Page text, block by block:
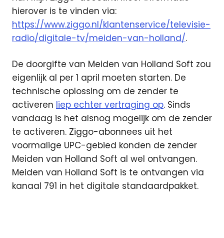
hierover is te vinden via:
https://www.ziggo.nl/klantenservice/televisie-
radio/digitale-tv/meiden-van-holland/.
De doorgifte van Meiden van Holland Soft zou
eigenlijk al per 1 april moeten starten. De
technische oplossing om de zender te
activeren liep echter vertraging op. Sinds
vandaag is het alsnog mogelijk om de zender
te activeren. Ziggo-abonnees uit het
voormalige UPC-gebied konden de zender
Meiden van Holland Soft al wel ontvangen.
Meiden van Holland Soft is te ontvangen via
kanaal 791 in het digitale standaardpakket.